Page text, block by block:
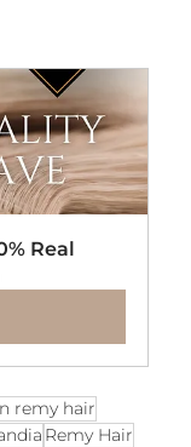
Real
remy hair
Remy Hair